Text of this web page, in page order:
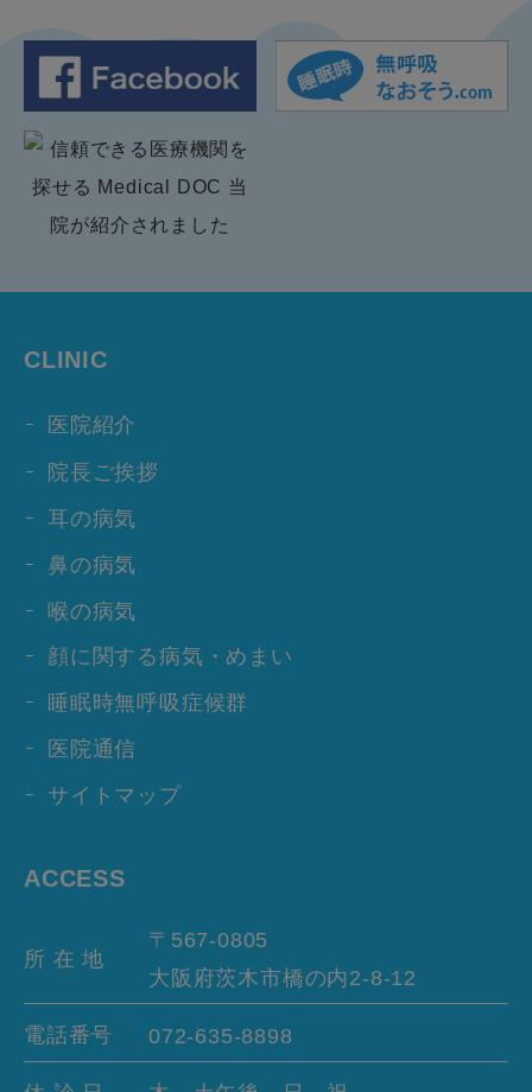
CLINIC
医院紹介
院長ご挨拶
耳の病気
鼻の病気
喉の病気
顔に関する病気・めまい
睡眠時無呼吸症候群
医院通信
サイトマップ
ACCESS
所 在 地
〒567-0805
大阪府茨木市橋の内 2-8-12
電話番号 072-635-8898